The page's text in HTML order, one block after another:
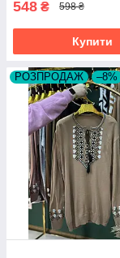
548 ₴ 598 ₴
Купити
РОЗПРОДАЖ –8%